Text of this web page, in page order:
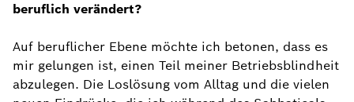
beruflich verändert?
Auf beruflicher Ebene möchte ich betonen, dass es
mir gelungen ist, einen Teil meiner Betriebsblindheit
abzulegen. Die Loslösung vom Alltag und die vielen